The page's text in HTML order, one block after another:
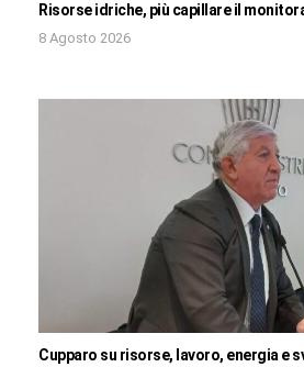
Risorse idriche, più capillare il
8 Agosto 2026
Cupparo su risorse, lavoro, energia e